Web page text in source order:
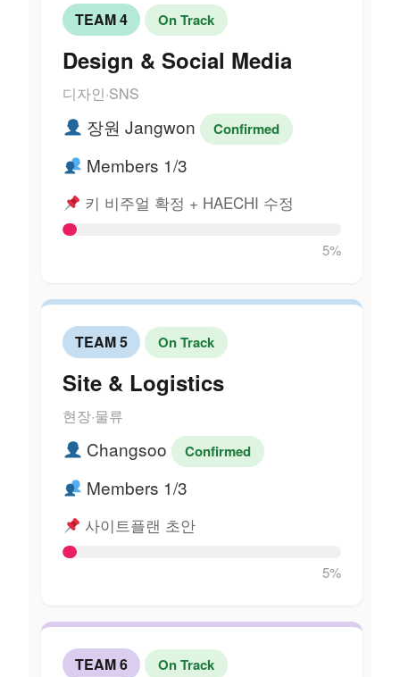
TEAM 4 On Track
Design & Social Media
디자인·SNS
장원 Jangwon Confirmed
Members 1/3
키 비주얼 확정 + HAECHI 수정
5%
TEAM 5 On Track
Site & Logistics
현장·물류
Changsoo Confirmed
Members 1/3
사이트플랜 초안
5%
TEAM 6 On Track